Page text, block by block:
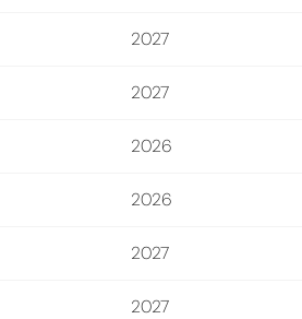
2027
2027
2026
2026
2027
2027